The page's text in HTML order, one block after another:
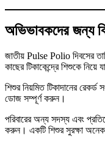
অভিভাবকদের জন্য
জাতীয় Pulse Polio দিবসের
কাছের টিকাকেন্দ্রে শিশুকে নিয়ে
শিশুর নিয়মিত টিকাদানের রেকর্ড
ডোজ সম্পূর্ণ করুন।
পরিবারের অন্য সদস্য এবং
করুন। একটি শিশুর সুরক্ষা